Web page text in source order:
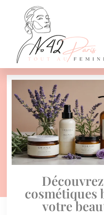
cosmétiques
votre